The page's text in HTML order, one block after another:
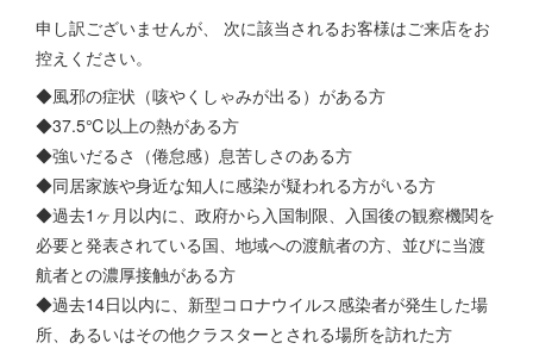
申し訳ございませんが、 次に該当されるお客様はご来店をお
控えください。
◆風邪の症状（咳やくしゃみが出る）がある方
◆37.5℃以上の熱がある方
◆強いだるさ（倦怠感）息苦しさのある方
◆同居家族や身近な知人に感染が疑われる方がいる方
◆過去1ヶ月以内に、政府から入国制限、入国後の観察機関を
必要と発表されている国、地域への渡航者の方、並びに当渡
航者との濃厚接触がある方
◆過去14日以内に、新型コロナウイルス感染者が発生した場
所、あるいはその他クラスターとされる場所を訪れた方